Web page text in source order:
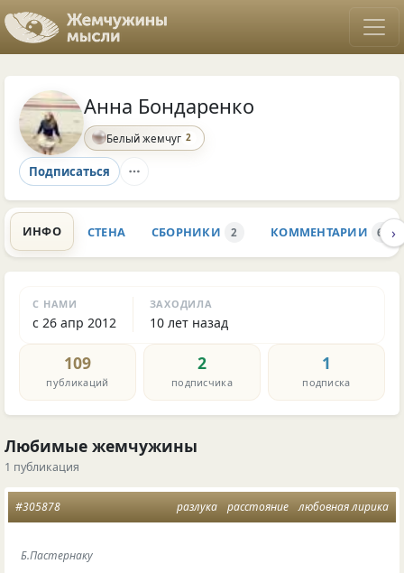
Анна Бондаренко
Белый жемчуг 2
Подписаться
ИНФО СТЕНА СБОРНИКИ 2 КОММЕНТАРИИ 69 ›
С НАМИ
с 26 апр 2012
ЗАХОДИЛА
10 лет назад
109
публикаций
2
подписчика
1
подписка
Любимые жемчужины
1 публикация
разлука расстояние любовная лирика
#305878
Б.Пастернаку